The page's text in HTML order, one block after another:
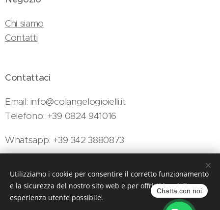
Chi siamo
Contatti
Contattaci
Email: info@colangelogioielli.it
Telefono: +39 0824 941016
Whatsapp: +39 342 3880873
Colangelo Gioielli - Viale Minieri, 154, Telese Terme, 82037 (BN)
Cookies
Utilizziamo i cookie per consentire il corretto funzionamento
e la sicurezza del nostro sito web e per offrirti la migliore
esperienza utente possibile.
Chatta con noi